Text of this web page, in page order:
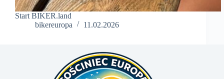
Start BIKER.land
bikereuropa
11.02.2026